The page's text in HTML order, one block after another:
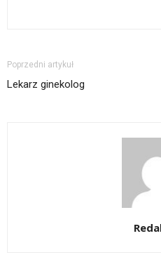
Poprzedni artykuł
Lekarz ginekolog